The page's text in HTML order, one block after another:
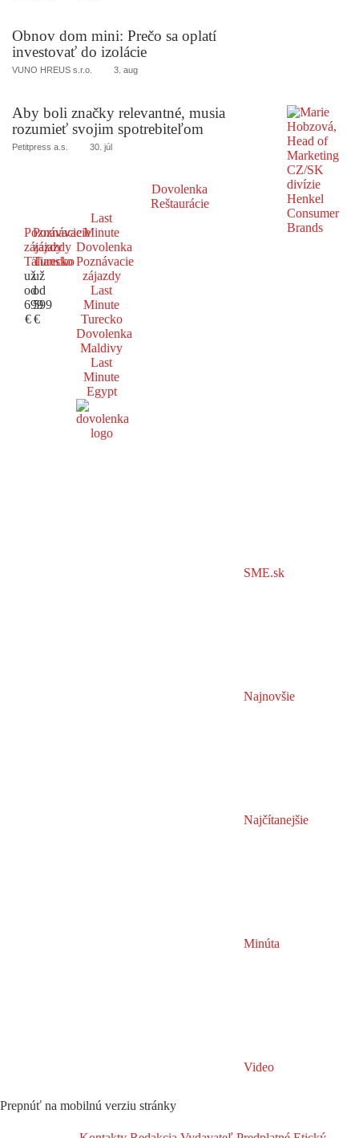
Obnov dom mini: Prečo sa oplatí
investovať do izolácie
VUNO HREUS s.r.o. 3. aug
Aby boli značky relevantné, musia
rozumieť svojim spotrebiteľom
Petitpress a.s. 30. júl
Dovolenka
Reštaurácie
Poznávacie
zájazdy
Taliansko
už
od
699
€
Poznávacie
zájazdy
Turecko
už
od
599
€
Last
Minute
Dovolenka
Poznávacie
zájazdy
Last
Minute
Turecko
Dovolenka
Maldivy
Last
Minute
Egypt
SME.sk
Najnovšie
Najčítanejšie
Minúta
Video
Prepnúť na mobilnú verziu stránky